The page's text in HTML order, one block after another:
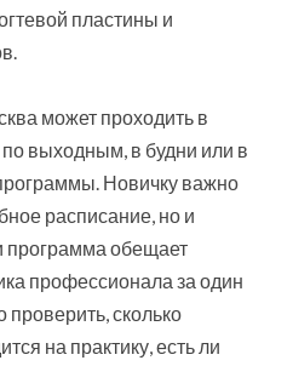
пластины и
может проходить в
выходным, в будни или в
Новичку важно
расписание, но и
программа обещает
профессионала за один
проверить, сколько
на практику, есть ли